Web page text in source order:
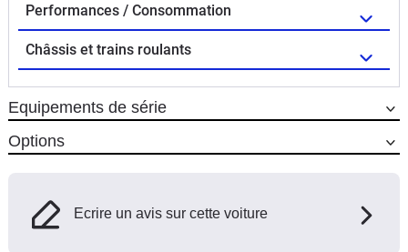
Performances / Consommation
Châssis et trains roulants
Equipements de série
Options
Ecrire un avis sur cette voiture